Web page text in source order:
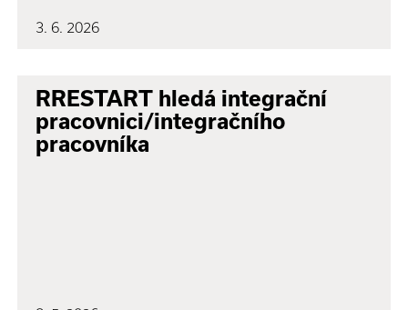
3. 6. 2026
RRESTART hledá integrační
pracovnici/integračního
pracovníka